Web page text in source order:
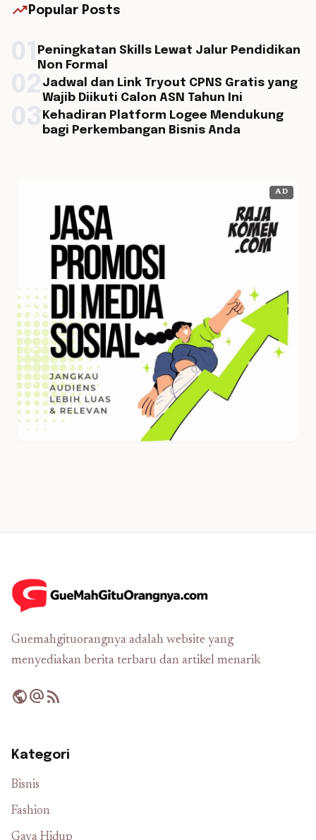
trending_up Popular Posts
Peningkatan Skills Lewat Jalur Pendidikan
Non Formal
Jadwal dan Link Tryout CPNS Gratis yang
Wajib Diikuti Calon ASN Tahun Ini
Kehadiran Platform Logee Mendukung
bagi Perkembangan Bisnis Anda
AD
Guemahgituorangnya adalah website yang
menyediakan berita terbaru dan artikel menarik
publicalternate_emailrss_feed
Kategori
Bisnis
Fashion